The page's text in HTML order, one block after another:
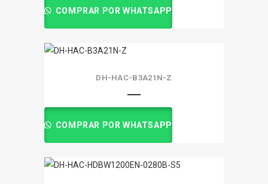
COMPRAR POR WHATSAPP
DH-HAC-B3A21N-Z
COMPRAR POR WHATSAPP